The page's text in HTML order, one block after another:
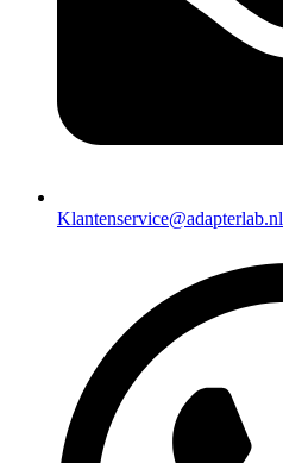
Klantenservice@adapterlab.nl